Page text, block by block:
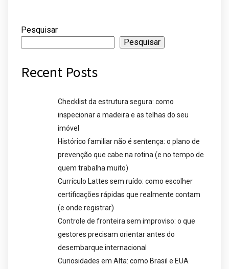
Pesquisar
Pesquisar
Recent Posts
Checklist da estrutura segura: como
inspecionar a madeira e as telhas do seu
imóvel
Histórico familiar não é sentença: o plano de
prevenção que cabe na rotina (e no tempo de
quem trabalha muito)
Currículo Lattes sem ruído: como escolher
certificações rápidas que realmente contam
(e onde registrar)
Controle de fronteira sem improviso: o que
gestores precisam orientar antes do
desembarque internacional
Curiosidades em Alta: como Brasil e EUA